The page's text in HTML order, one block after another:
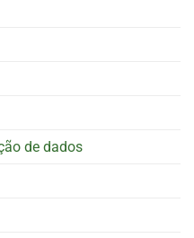
de dados